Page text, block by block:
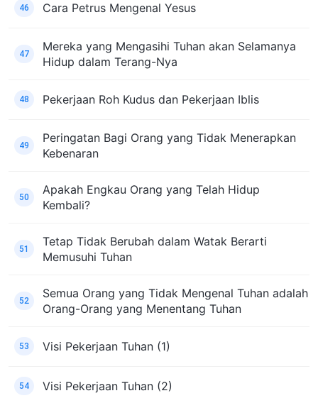
46 Cara Petrus Mengenal Yesus
47
Mereka yang Mengasihi Tuhan akan Selamanya
Hidup dalam Terang-Nya
48 Pekerjaan Roh Kudus dan Pekerjaan Iblis
49
Peringatan Bagi Orang yang Tidak Menerapkan
Kebenaran
50
Apakah Engkau Orang yang Telah Hidup
Kembali?
51
Tetap Tidak Berubah dalam Watak Berarti
Memusuhi Tuhan
52
Semua Orang yang Tidak Mengenal Tuhan adalah
Orang-Orang yang Menentang Tuhan
53 Visi Pekerjaan Tuhan (1)
54 Visi Pekerjaan Tuhan (2)